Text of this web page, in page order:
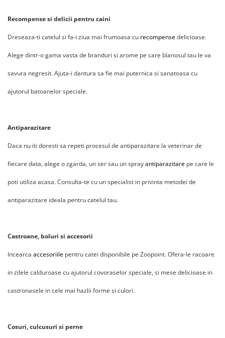
Recompense si delicii pentru caini
Dreseaza-ti catelul si fa-i ziua mai frumoasa cu recompensedelicioase.
Alege dintr-o gama vasta de branduri si arome pe care blanosul tau le va
savura negresit. Ajuta-i dantura sa fie mai puternica si sanatoasa cu
ajutorul batoanelor speciale.
Antiparazitare
Daca nu iti doresti sa repeti procesul de antiparazitare la veterinar de
fiecare data, alege o zgarda, un ser sau un sprayantiparazitare pe care le
poti utiliza acasa. Consulta-te cu un specialist in privinta metodei de
antiparazitare ideala pentru catelul tau.
Castroane, boluri si accesorii
Incearca accesoriile pentru catei disponibile pe Zoopoint. Ofera-le racoare
in zilele calduroase cu ajutorul covoraselor speciale, si mese delicioase in
castronasele in cele mai hazlii forme si culori.
Cosuri, culcusuri si perne